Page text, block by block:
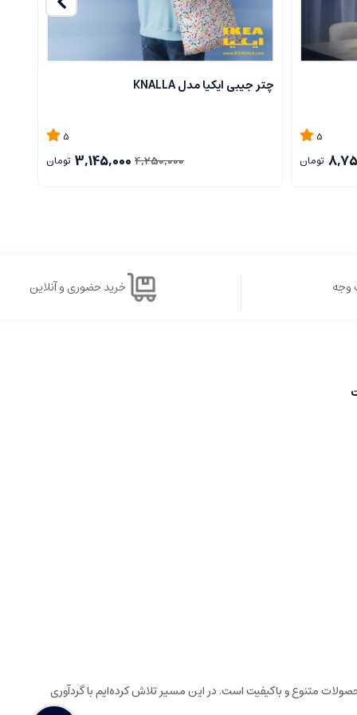
5
تومان
چتر جیبی ایکیا مدل KNALLA
5
4,250,000
3,145,000 تومان
وجه خرید حضوری و آنلاین
متنوع و باکیفیت است. در این مسیر تلاش کرده‌ایم با گردآوری